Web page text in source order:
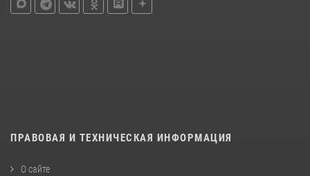
ПРАВОВАЯ И ТЕХНИЧЕСКАЯ ИНФОРМАЦИЯ
О сайте